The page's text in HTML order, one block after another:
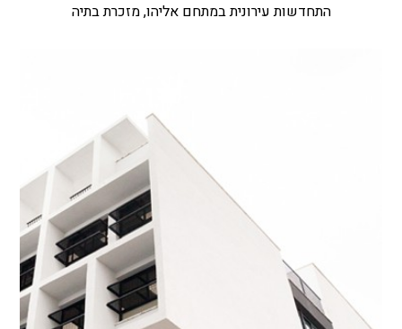
התחדשות עירונית במתחם אליהו, מזכרת בתיה